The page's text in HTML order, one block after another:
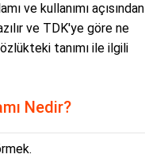
ve kullanımı açısından
ve TDK'ye göre ne
tanımı ile ilgili
Nedir?